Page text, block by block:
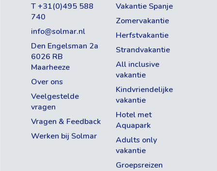
T +31(0)495 588
740
info@solmar.nl
Den Engelsman 2a
6026 RB
Maarheeze
Over ons
Veelgestelde
vragen
Vragen & Feedback
Werken bij Solmar
Vakantie Spanje
Zomervakantie
Herfstvakantie
Strandvakantie
All inclusive
vakantie
Kindvriendelijke
vakantie
Hotel met
Aquapark
Adults only
vakantie
Groepsreizen